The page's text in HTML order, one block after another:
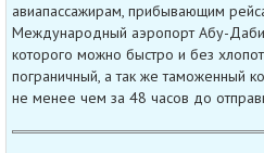
авиапассажирам, прибывающим
Международный аэропорт Абу-
которого можно быстро и без
пограничный, а так же таможенный
не менее чем за 48 часов до